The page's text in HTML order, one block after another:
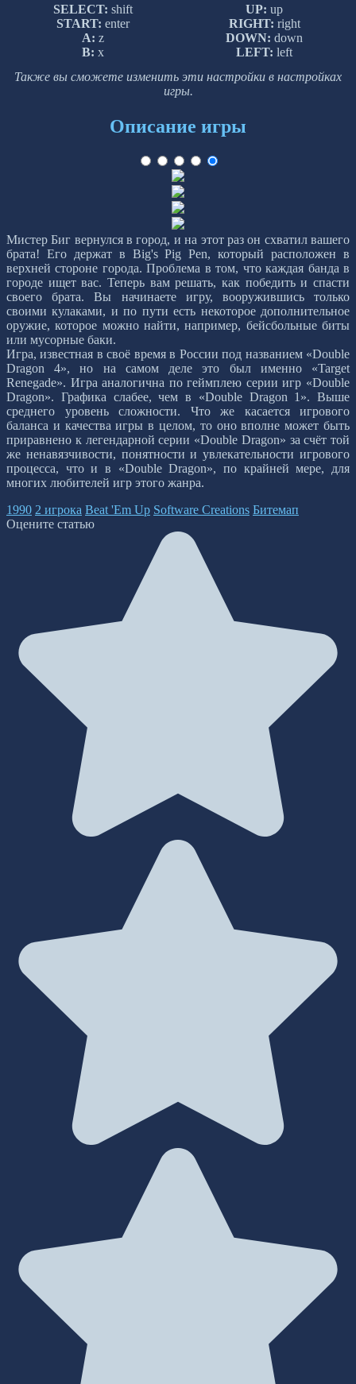
SELECT: shift
START: enter
A: z
B: x
UP: up
RIGHT: right
DOWN: down
LEFT: left
Также вы сможете изменить эти настройки в настройках
игры.
Описание игры
Мистер Биг вернулся в город, и на этот раз он схватил вашего
брата! Его держат в Big's Pig Pen, который расположен в
верхней стороне города. Проблема в том, что каждая банда в
городе ищет вас. Теперь вам решать, как победить и спасти
своего брата. Вы начинаете игру, вооружившись только
своими кулаками, и по пути есть некоторое дополнительное
оружие, которое можно найти, например, бейсбольные биты
или мусорные баки.
Игра, известная в своё время в России под названием «Double
Dragon 4», но на самом деле это был именно «Target
Renegade». Игра аналогична по геймплею серии игр «Double
Dragon». Графика слабее, чем в «Double Dragon 1». Выше
среднего уровень сложности. Что же касается игрового
баланса и качества игры в целом, то оно вполне может быть
приравнено к легендарной серии «Double Dragon» за счёт той
же ненавязчивости, понятности и увлекательности игрового
процесса, что и в «Double Dragon», по крайней мере, для
многих любителей игр этого жанра.
1990 2 игрока Beat 'Em Up Software Creations Битемап
Оцените статью